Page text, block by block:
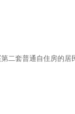
二套普通自住房的居